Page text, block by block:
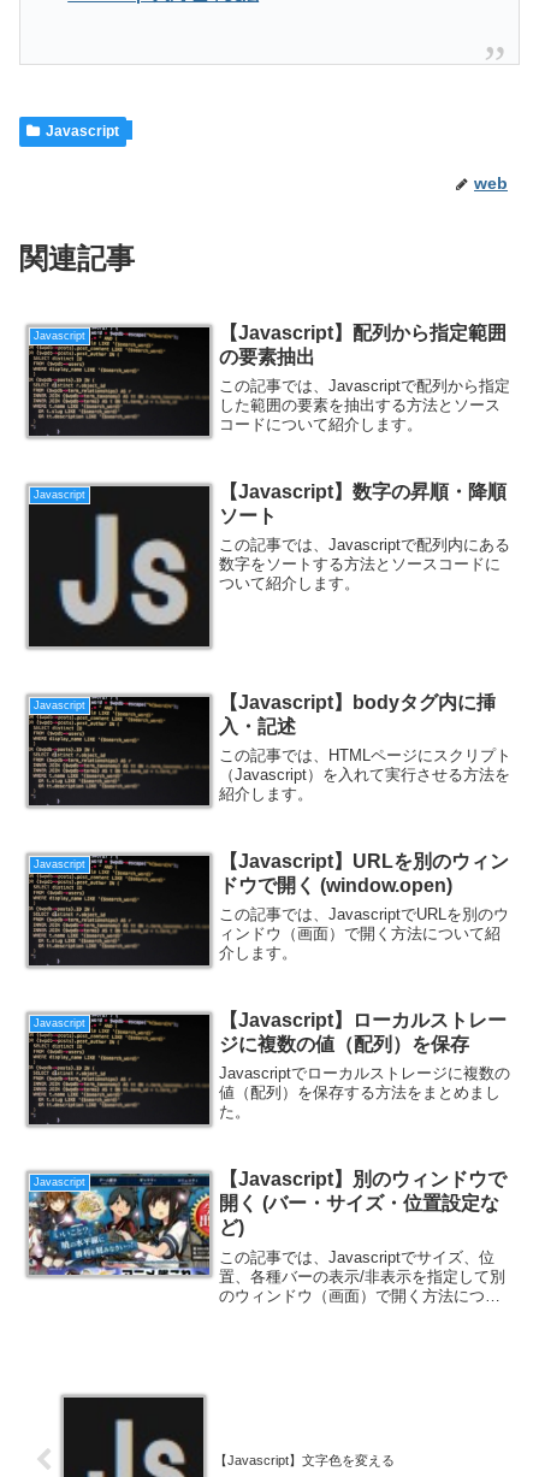
Javascript
web
関連記事
Javascript
【Javascript】配列から指定範囲
の要素抽出
この記事では、Javascriptで配列から指定
した範囲の要素を抽出する方法とソース
コードについて紹介します。
Javascript
【Javascript】数字の昇順・降順
ソート
この記事では、Javascriptで配列内にある
数字をソートする方法とソースコードに
ついて紹介します。
Javascript
【Javascript】bodyタグ内に挿
入・記述
この記事では、HTMLページにスクリプト
（Javascript）を入れて実行させる方法を
紹介します。
Javascript
【Javascript】URLを別のウィン
ドウで開く (window.open)
この記事では、JavascriptでURLを別のウ
ィンドウ（画面）で開く方法について紹
介します。
Javascript
【Javascript】ローカルストレー
ジに複数の値（配列）を保存
Javascriptでローカルストレージに複数の
値（配列）を保存する方法をまとめまし
た。
Javascript
【Javascript】別のウィンドウで
開く (バー・サイズ・位置設定な
ど)
この記事では、Javascriptでサイズ、位
置、各種バーの表示/非表示を指定して別
のウィンドウ（画面）で開く方法につい
【Javascript】文字色を変える